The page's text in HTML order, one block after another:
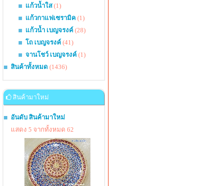
แก้วน้ำใส(1)
แก้วกาแฟเซรามิค (1)
แก้วน้ำ เบญจรงค์ (28)
โถ เบญจรงค์ (41)
จานโชว์ เบญจรงค์ (1)
สินค้าทั้งหมด (1436)
สินค้ามาใหม่
อันดับ สินค้ามาใหม่
แสดง 5 จากทั้งหมด 62